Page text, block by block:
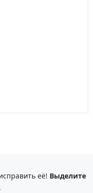
её! Выделите